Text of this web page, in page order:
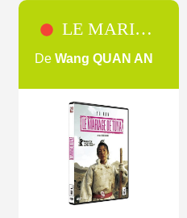
LE MARIAGE DE TUYA
De Wang QUAN AN